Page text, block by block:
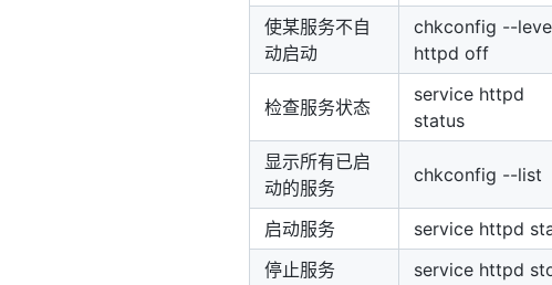
使某服务不自
动启动
chkconfig --
httpd off
检查服务状态
service httpd
status
显示所有已启
动的服务
chkconfig --list
启动服务 service httpd
停止服务
service httpd